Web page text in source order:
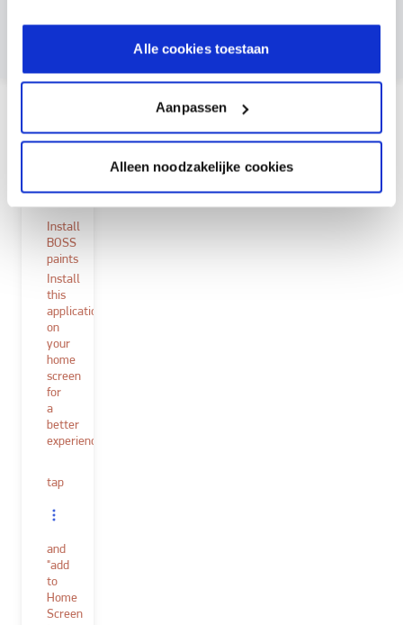
Alle cookies toestaan
Aanpassen
Alleen noodzakelijke cookies
Reeds klant? Log hier in
Install
BOSS
paints
Install
this
application
on
your
home
screen
for
a
better
experience.
tap
and
"add
to
Home
Screen
sluit